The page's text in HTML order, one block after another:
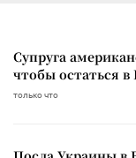
Супруга
чтобы остаться в
только что